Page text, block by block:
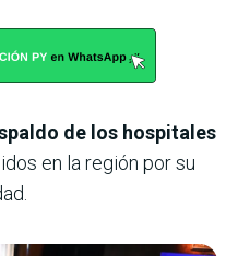
de los hospitales
en la región por su